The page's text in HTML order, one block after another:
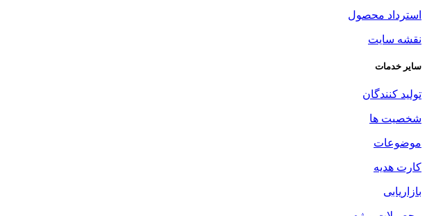
استرداد محصول
نقشه سایت
سایر خدمات
تولید کنندگان
شخصیت ها
موضوعات
کارت هدیه
بازاریابی